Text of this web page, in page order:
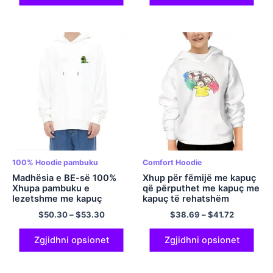
shumëngjyrësh
100% Hoodie pambuku
Madhësia e BE-së 100%
Xhupa pambuku e
lezetshme me kapuç
dinozauri me mëngë të
gjata, bluzë me kapuç
Kawaii, me përmasa të
mëdha vizatimore, pulovër
estetike të rastësishme,
$50.30–$53.30
Zgjidhni opsionet
Comfort Hoodie
Xhup për fëmijë me kapuç
që përputhet me kapuç me
kapuç të rehatshëm
pulovër poliestër
$38.69 –$41.72
Zgjidhni opsionet